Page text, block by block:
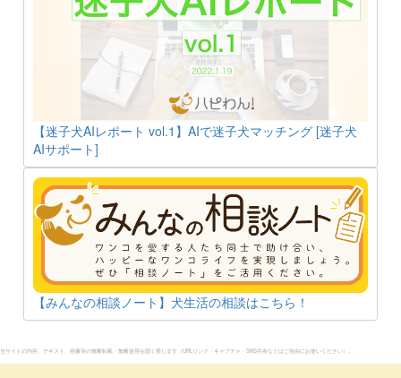
【迷子犬AIレポート vol.1】AIで迷子犬マッチング [迷子犬
AIサポート]
【みんなの相談ノート】犬生活の相談はこちら！
当サイトの内容、テキスト、画像等の無断転載・無断使用を固く禁じます（URLリンク・キャプチャ・SNS共有などはご自由にお使いください）。